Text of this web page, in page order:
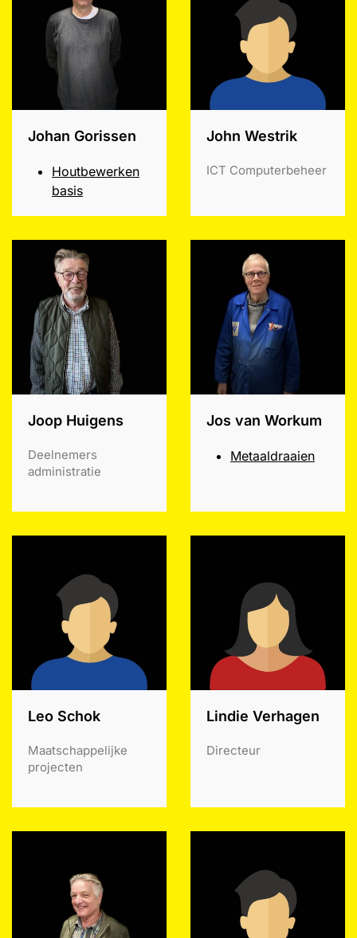
Johan Gorissen
Houtbewerken
basis
John Westrik
ICT Computerbeheer
Joop Huigens
Deelnemers
administratie
Jos van Workum
Metaaldraaien
Leo Schok
Maatschappelijke
projecten
Lindie Verhagen
Directeur